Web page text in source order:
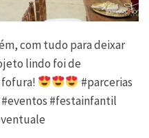
com tudo para deixar
lindo foi de
fofura!
#parcerias
#festainfantil